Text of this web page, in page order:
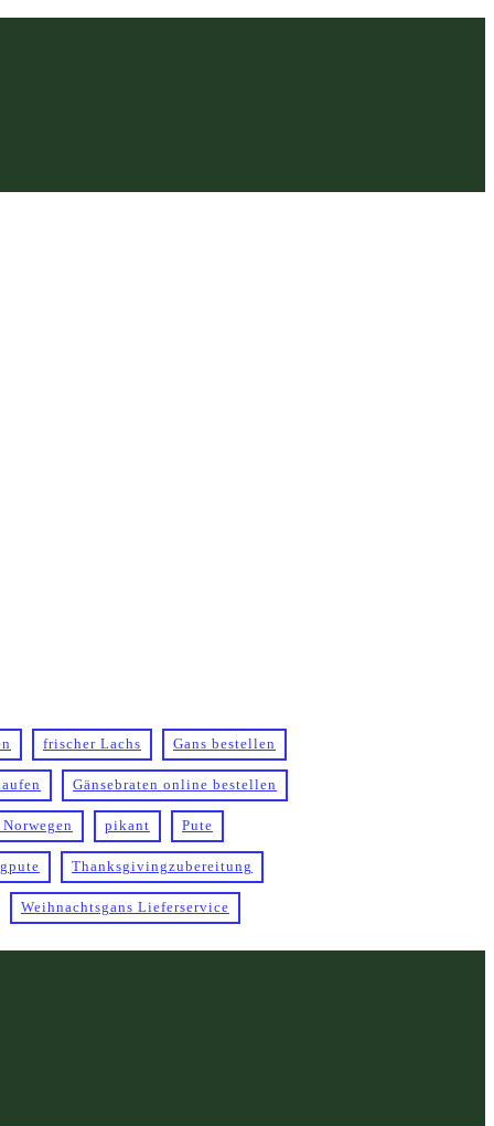
frischer Lachs Gans bestellen
Gänsebraten online bestellen
pikant Pute
Thanksgivingzubereitung
Weihnachtsgans Lieferservice